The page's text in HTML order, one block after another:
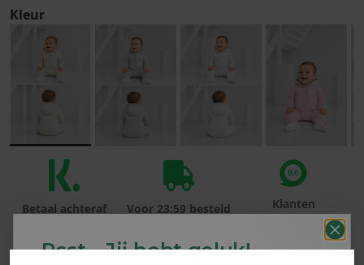
Kleur
Betaal achteraf
Voor 23:59 besteld
Klanten
beoordelen ons
met een 9,6!
Psst... Jij hebt geluk!